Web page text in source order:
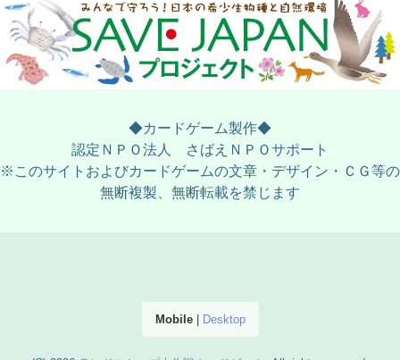
◆カードゲーム製作◆
認定ＮＰＯ法人 さばえＮＰＯサポート
※このサイトおよびカードゲームの文章・デザイン・ＣＧ等の
無断複製、無断転載を禁じます
Mobile| Desktop